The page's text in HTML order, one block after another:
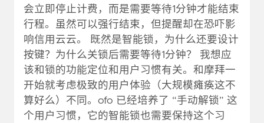
会立即停止计费，而是需要等待1分钟才能结束
行程。虽然可以强行结束，但提醒却在恐吓影
响信用云云。 既然是智能锁，为什么还要设计
按键？为什么关锁后需要等待1分钟？ 我想应
该和锁的功能定位和用户习惯有关。和摩拜一
开始就考虑极致的用户体验（大规模瘫痪这不
算好么）不同。ofo 已经培养了 “手动解锁” 这
个用户习惯，它的智能锁也需要保持这个习